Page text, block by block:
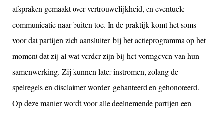
afspraken gemaakt over vertrouwelijkheid, en eventuele
communicatie naar buiten toe. In de praktijk komt het soms
voor dat partijen zich aansluiten bij het actieprogramma op het
moment dat zij al wat verder zijn bij het vormgeven van hun
samenwerking. Zij kunnen later instromen, zolang de
spelregels en disclaimer worden gehanteerd en gehonoreerd.
Op deze manier wordt voor alle deelnemende partijen een